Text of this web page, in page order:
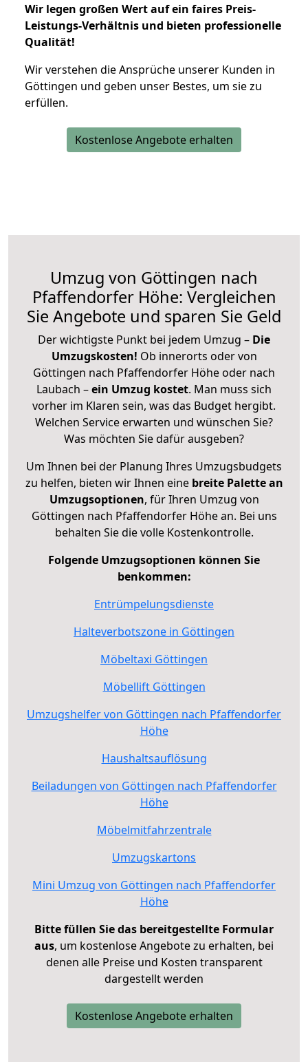
Wir legen großen Wert auf ein faires Preis-
Leistungs-Verhältnis und bieten professionelle
Qualität!
Wir verstehen die Ansprüche unserer Kunden in
Göttingen und geben unser Bestes, um sie zu
erfüllen.
Kostenlose Angebote erhalten
Umzug von Göttingen nach
Pfaffendorfer Höhe: Vergleichen
Sie Angebote und sparen Sie Geld
Der wichtigste Punkt bei jedem Umzug – Die
Umzugskosten! Ob innerorts oder von
Göttingen nach Pfaffendorfer Höhe oder nach
Laubach –ein Umzug kostet. Man muss sich
vorher im Klaren sein, was das Budget hergibt.
Welchen Service erwarten und wünschen Sie?
Was möchten Sie dafür ausgeben?
Um Ihnen bei der Planung Ihres Umzugsbudgets
zu helfen, bieten wir Ihnen eine breite Palette an
Umzugsoptionen, für Ihren Umzug von
Göttingen nach Pfaffendorfer Höhe an. Bei uns
behalten Sie die volle Kostenkontrolle.
Folgende Umzugsoptionen können Sie
benkommen:
Entrümpelungsdienste
Halteverbotszone in Göttingen
Möbeltaxi Göttingen
Möbellift Göttingen
Umzugshelfer von Göttingen nach Pfaffendorfer
Höhe
Haushaltsauflösung
Beiladungen von Göttingen nach Pfaffendorfer
Höhe
Möbelmitfahrzentrale
Umzugskartons
Mini Umzug von Göttingen nach Pfaffendorfer
Höhe
Bitte füllen Sie das bereitgestellte Formular
aus, um kostenlose Angebote zu erhalten, bei
denen alle Preise und Kosten transparent
dargestellt werden
Kostenlose Angebote erhalten